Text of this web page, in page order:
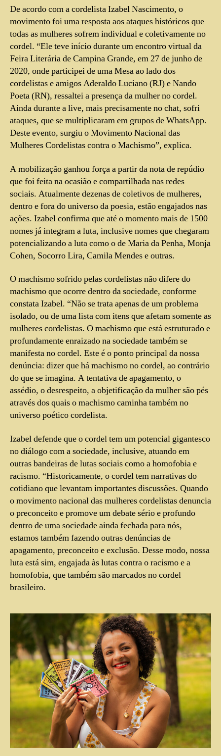
De acordo com a cordelista Izabel Nascimento, o
movimento foi uma resposta aos ataques históricos que
todas as mulheres sofrem individual e coletivamente no
cordel. “Ele teve início durante um encontro virtual da
Feira Literária de Campina Grande, em 27 de junho de
2020, onde participei de uma Mesa ao lado dos
cordelistas e amigos Aderaldo Luciano (RJ) e Nando
Poeta (RN), ressaltei a presença da mulher no cordel.
Ainda durante a live, mais precisamente no chat, sofri
ataques, que se multiplicaram em grupos de WhatsApp.
Deste evento, surgiu o Movimento Nacional das
Mulheres Cordelistas contra o Machismo”, explica.
A mobilização ganhou força a partir da nota de repúdio
que foi feita na ocasião e compartilhada nas redes
sociais. Atualmente dezenas de coletivos de mulheres,
dentro e fora do universo da poesia, estão engajados nas
ações. Izabel confirma que até o momento mais de 1500
nomes já integram a luta, inclusive nomes que chegaram
potencializando a luta como o de Maria da Penha, Monja
Cohen, Socorro Lira, Camila Mendes e outras.
O machismo sofrido pelas cordelistas não difere do
machismo que ocorre dentro da sociedade, conforme
constata Izabel. “Não se trata apenas de um problema
isolado, ou de uma lista com itens que afetam somente as
mulheres cordelistas. O machismo que está estruturado e
profundamente enraizado na sociedade também se
manifesta no cordel. Este é o ponto principal da nossa
denúncia: dizer que há machismo no cordel, ao contrário
do que se imagina. A tentativa de apagamento, o
assédio, o desrespeito, a objetificação da mulher são pés
através dos quais o machismo caminha também no
universo poético cordelista.
Izabel defende que o cordel tem um potencial gigantesco
no diálogo com a sociedade, inclusive, atuando em
outras bandeiras de lutas sociais como a homofobia e
racismo. “Historicamente, o cordel tem narrativas do
cotidiano que levantam importantes discussões. Quando
o movimento nacional das mulheres cordelistas denuncia
o preconceito e promove um debate sério e profundo
dentro de uma sociedade ainda fechada para nós,
estamos também fazendo outras denúncias de
apagamento, preconceito e exclusão. Desse modo, nossa
luta está sim, engajada às lutas contra o racismo e a
homofobia, que também são marcados no cordel
brasileiro.